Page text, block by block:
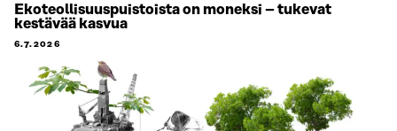
Ekoteollisuuspuistoista on moneksi – tukevat
kestävää kasvua
6.7.2026